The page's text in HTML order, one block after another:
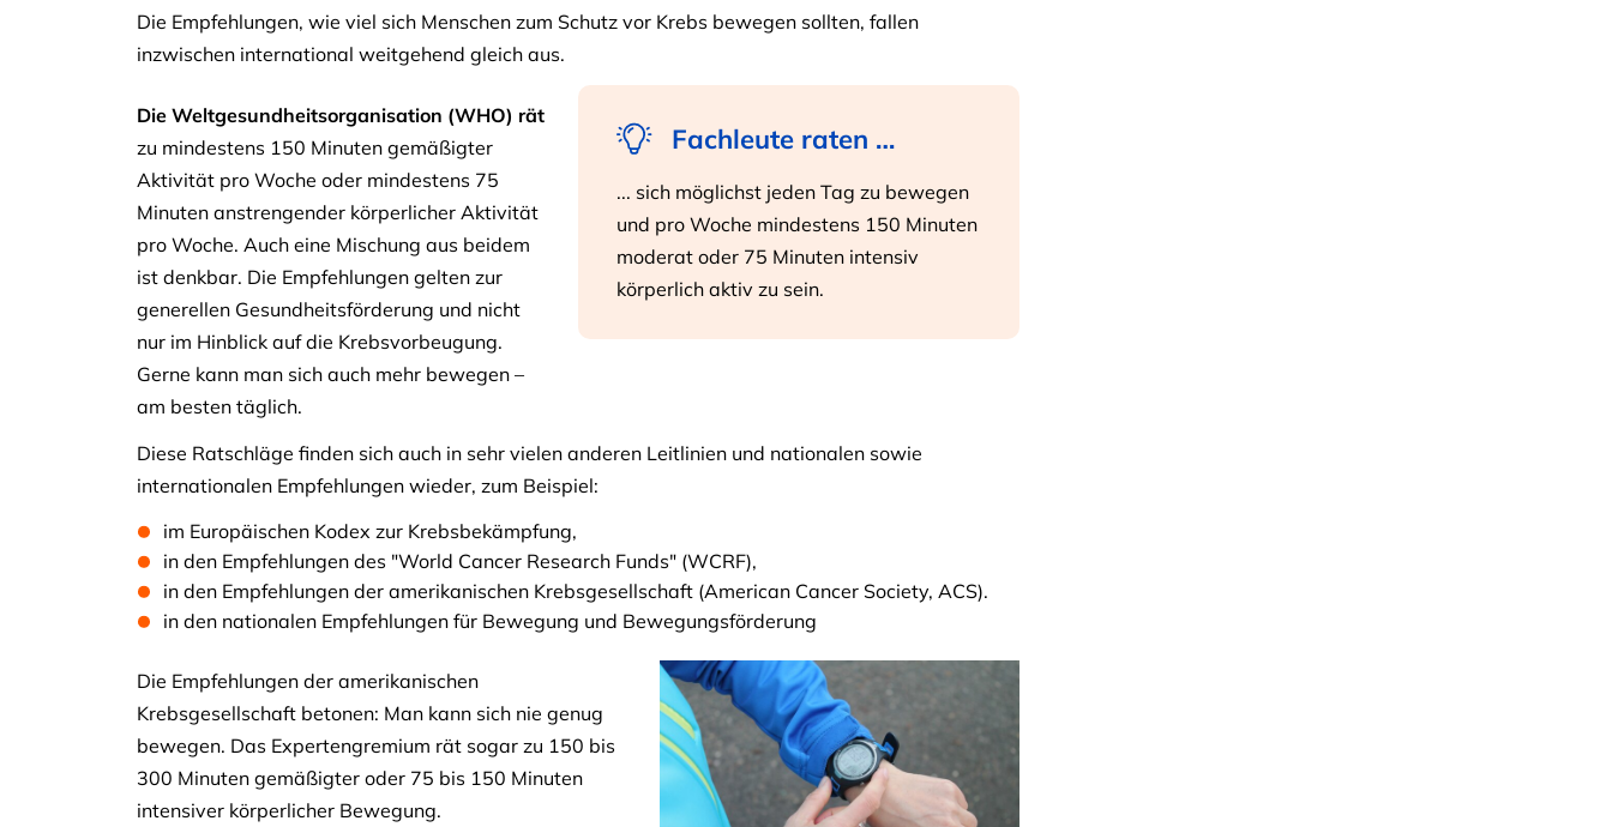
Die Empfehlungen, wie viel sich Menschen zum Schutz vor Krebs bewegen sollten, fallen
inzwischen international weitgehend gleich aus.
Fachleute raten …
... sich möglichst jeden Tag zu bewegen
und pro Woche mindestens 150 Minuten
moderat oder 75 Minuten intensiv
körperlich aktiv zu sein.
Die Weltgesundheitsorganisation (WHO) rät
zu mindestens 150 Minuten gemäßigter
Aktivität pro Woche oder mindestens 75
Minuten anstrengender körperlicher Aktivität
pro Woche. Auch eine Mischung aus beidem
ist denkbar. Die Empfehlungen gelten zur
generellen Gesundheitsförderung und nicht
nur im Hinblick auf die Krebsvorbeugung.
Gerne kann man sich auch mehr bewegen –
am besten täglich.
Diese Ratschläge finden sich auch in sehr vielen anderen Leitlinien und nationalen sowie
internationalen Empfehlungen wieder, zum Beispiel:
im Europäischen Kodex zur Krebsbekämpfung,
in den Empfehlungen des "World Cancer Research Funds" (WCRF),
in den Empfehlungen der amerikanischen Krebsgesellschaft (American Cancer Society, ACS).
in den nationalen Empfehlungen für Bewegung und Bewegungsförderung
Die Empfehlungen der amerikanischen
Krebsgesellschaft betonen: Man kann sich nie genug
bewegen. Das Expertengremium rät sogar zu 150 bis
300 Minuten gemäßigter oder 75 bis 150 Minuten
intensiver körperlicher Bewegung.